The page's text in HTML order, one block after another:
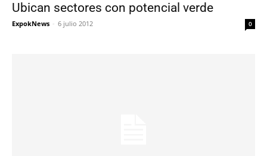
Ubican sectores con potencial verde
ExpokNews - 6 julio 2012 0